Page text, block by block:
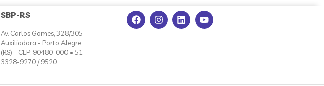
SBP-RS
Av. Carlos Gomes, 328/305 -
Auxiliadora - Porto Alegre
(RS) - CEP: 90480-000 • 51
3328-9270 / 9520